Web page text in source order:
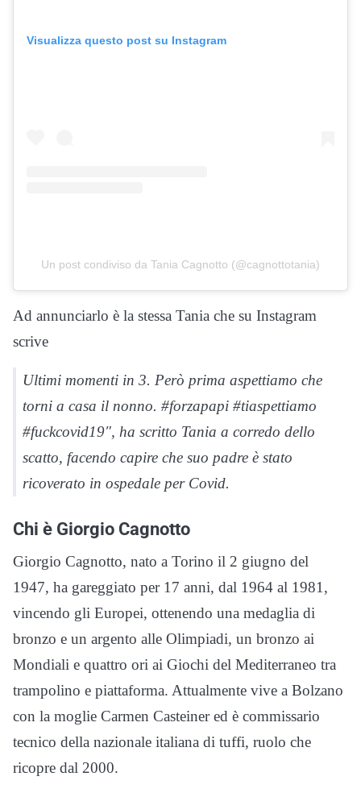
Visualizza questo post su Instagram
Un post condiviso da Tania Cagnotto (@cagnottotania)
Ad annunciarlo è la stessa Tania che su Instagram
scrive
Ultimi momenti in 3. Però prima aspettiamo che
torni a casa il nonno. #forzapapi #tiaspettiamo
#fuckcovid19″, ha scritto Tania a corredo dello
scatto, facendo capire che suo padre è stato
ricoverato in ospedale per Covid.
Chi è Giorgio Cagnotto
Giorgio Cagnotto, nato a Torino il 2 giugno del
1947, ha gareggiato per 17 anni, dal 1964 al 1981,
vincendo gli Europei, ottenendo una medaglia di
bronzo e un argento alle Olimpiadi, un bronzo ai
Mondiali e quattro ori ai Giochi del Mediterraneo tra
trampolino e piattaforma. Attualmente vive a Bolzano
con la moglie Carmen Casteiner ed è commissario
tecnico della nazionale italiana di tuffi, ruolo che
ricopre dal 2000.